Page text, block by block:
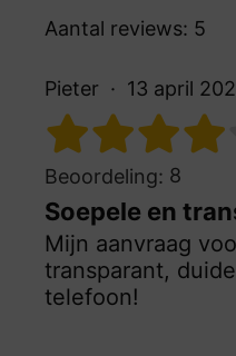
Aantal reviews: 5
Pieter 13 april
Beoordeling: 8
Soepele en
Mijn aanvraag
transparant,
telefoon!